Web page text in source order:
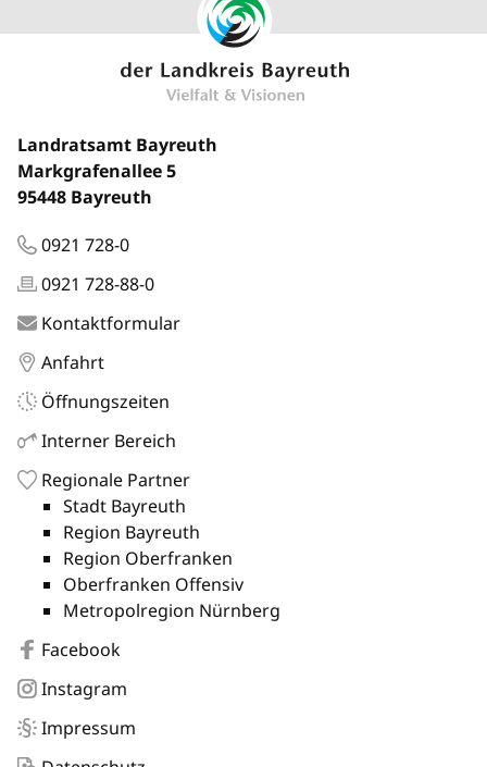
Landratsamt Bayreuth
Markgrafenallee 5
95448 Bayreuth
0921 728-0
0921 728-88-0
Kontaktformular
Anfahrt
Öffnungszeiten
Interner Bereich
Regionale Partner
Stadt Bayreuth
Region Bayreuth
Region Oberfranken
Oberfranken Offensiv
Metropolregion Nürnberg
Facebook
Instagram
Impressum